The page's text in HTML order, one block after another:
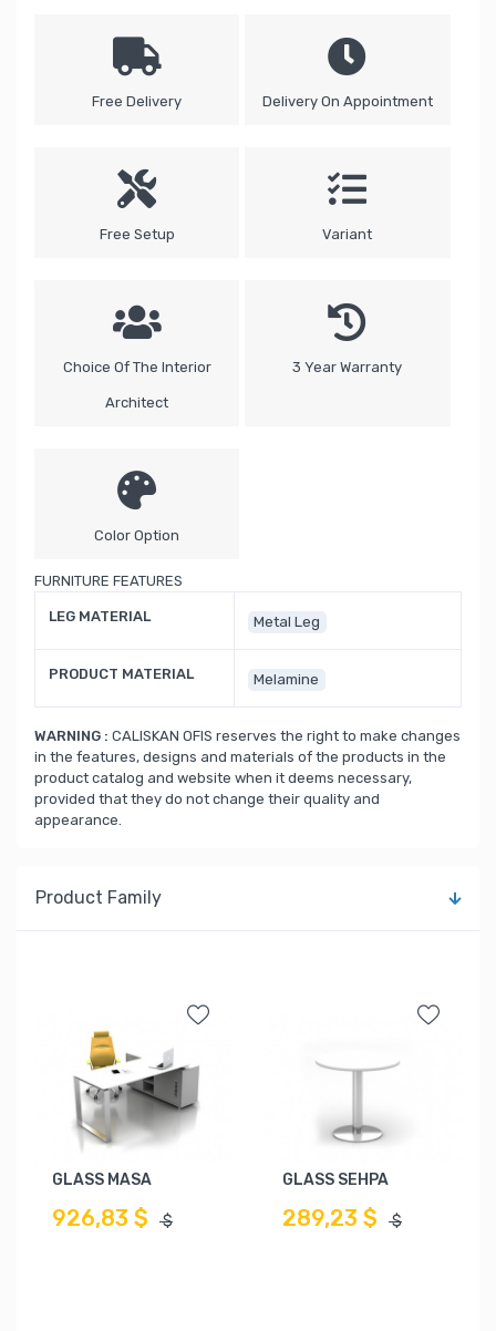
Free Delivery Delivery On Appointment
Free Setup Variant
Choice Of The Interior
Architect
3 Year Warranty
Color Option
FURNITURE FEATURES
LEG MATERIAL Metal Leg
PRODUCT MATERIAL Melamine
WARNING : CALISKAN OFIS reserves the right to make changes
in the features, designs and materials of the products in the
product catalog and website when it deems necessary,
provided that they do not change their quality and
appearance.
Product Family
GLASS MASA
926,83 $ $
GLASS SEHPA
289,23 $ $